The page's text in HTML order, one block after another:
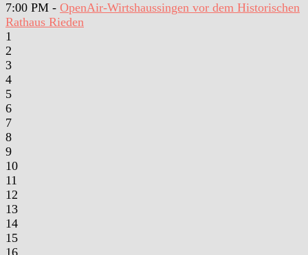
7:00 PM - OpenAir-Wirtshaussingen vor dem Historischen
Rathaus Rieden
1
2
3
4
5
6
7
8
9
10
11
12
13
14
15